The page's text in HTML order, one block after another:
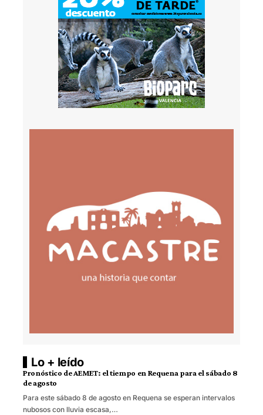
Lo + leído
Pronóstico de AEMET: el tiempo en Requena para el sábado 8
de agosto
Para este sábado 8 de agosto en Requena se esperan intervalos
nubosos con lluvia escasa,…